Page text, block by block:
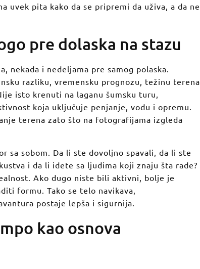
uvek pita kako da se pripremi da uživa, a da ne
pre dolaska na stazu
nekada i nedeljama pre samog polaska.
razliku, vremensku prognozu, težinu terena
isto krenuti na laganu šumsku turu,
koja uključuje penjanje, vodu i opremu.
terena zato što na fotografijama izgleda
sa sobom. Da li ste dovoljno spavali, da li ste
i da li idete sa ljudima koji znaju šta rade?
Ako dugo niste bili aktivni, bolje je
formu. Tako se telo navikava,
postaje lepša i sigurnija.
kao osnova